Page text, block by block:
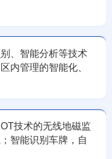
、智能分析等技术
内管理的智能化、
技术的无线地磁监
智能识别车牌，自